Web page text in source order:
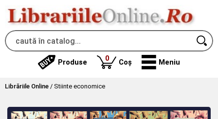
Produse 0produse
Coș Meniu
Librăriile Online / Stiinte economice